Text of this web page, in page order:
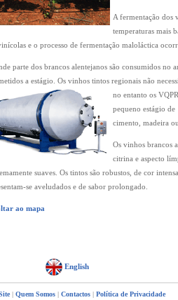
A fermentação dos
temperaturas mais
e o processo de fermentação maloláctica
parte dos brancos alentejanos são consumidos no
a estágio. Os vinhos tintos regionais não
no entanto os
pequeno estágio de
cimento, madeira
Os vinhos brancos
citrina e aspecto
suaves. Os tintos são robustos, de cor
se aveludados e de sabor prolongado.
ao mapa
English
| Quem Somos| Contactos| Política de Privacidade